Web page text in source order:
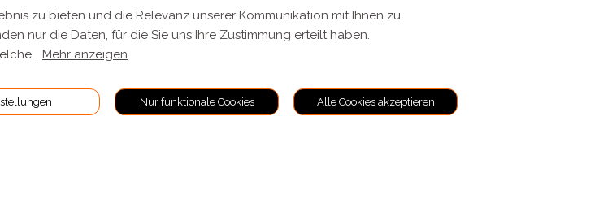
RECHTLICHES
Impressum
zu bieten und die Relevanz unserer Kommunikation mit Ihnen zu
nur die Daten, für die Sie uns Ihre Zustimmung erteilt haben.
... Mehr anzeigen
Nur funktionale Cookies Alle Cookies akzeptieren